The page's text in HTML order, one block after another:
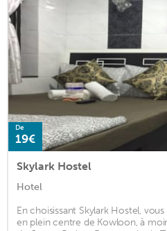
De
19€
Skylark Hostel
Hotel
En choisissant Skylark Hostel,
en plein centre de Kowloon, à